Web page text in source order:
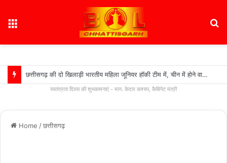
छत्तीसगढ़ की दो खिलाड़ी भारतीय महिला जूनियर हॉकी टीम में, चीन में होने वाले एशिया कप में दिखाएंगी दम….
स्वतंत्रता दिवस की शुभकामनाएं - मान. केदार कश्यप, कैबिनेट मंत्री
Home /छत्तीसगढ़